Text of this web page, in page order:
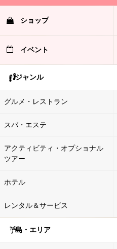
ショップ
イベント
ジャンル
グルメ・レストラン
スパ・エステ
アクティビティ・オプショナル
ツアー
ホテル
レンタル＆サービス
島・エリア